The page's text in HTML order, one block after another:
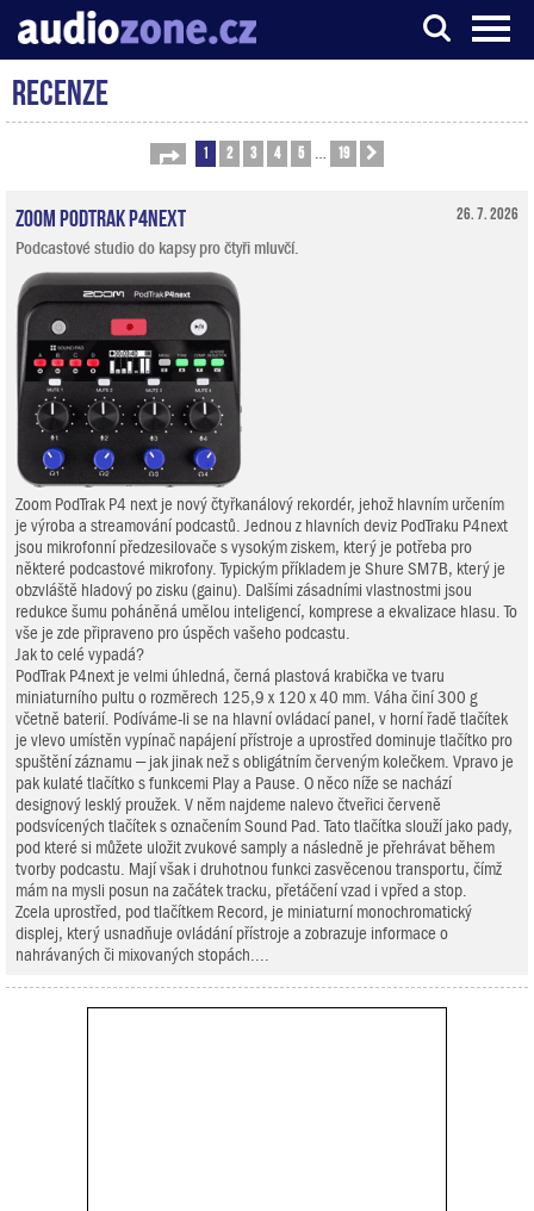
Server o digitálním zpracování zvuku
Recenze
Stránka 1z 19
1 2 3 4 5 19
26. 7. 2026
Zoom PodTrak P4next
Podcastové studio do kapsy pro čtyři mluvčí.
Zoom PodTrak P4 next je nový čtyřkanálový rekordér, jehož hlavním určením
je výroba a streamování podcastů. Jednou z hlavních deviz PodTraku P4next
jsou mikrofonní předzesilovače s vysokým ziskem, který je potřeba pro
některé podcastové mikrofony. Typickým příkladem je Shure SM7B, který je
obzvláště hladový po zisku (gainu). Dalšími zásadními vlastnostmi jsou
redukce šumu poháněná umělou inteligencí, komprese a ekvalizace hlasu. To
vše je zde připraveno pro úspěch vašeho podcastu.
Jak to celé vypadá?
PodTrak P4next je velmi úhledná, černá plastová krabička ve tvaru
miniaturního pultu o rozměrech 125,9 x 120 x 40 mm. Váha činí 300 g
včetně baterií. Podíváme-li se na hlavní ovládací panel, v horní řadě tlačítek
je vlevo umístěn vypínač napájení přístroje a uprostřed dominuje tlačítko pro
spuštění záznamu – jak jinak než s obligátním červeným kolečkem. Vpravo je
pak kulaté tlačítko s funkcemi Play a Pause. O něco níže se nachází
designový lesklý proužek. V něm najdeme nalevo čtveřici červeně
podsvícených tlačítek s označením Sound Pad. Tato tlačítka slouží jako pady,
pod které si můžete uložit zvukové samply a následně je přehrávat během
tvorby podcastu. Mají však i druhotnou funkci zasvěcenou transportu, čímž
mám na mysli posun na začátek tracku, přetáčení vzad i vpřed a stop.
Zcela uprostřed, pod tlačítkem Record, je miniaturní monochromatický
displej, který usnadňuje ovládání přístroje a zobrazuje informace o
nahrávaných či mixovaných stopách....